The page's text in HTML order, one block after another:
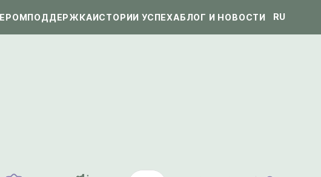
ПОДДЕРЖКАИСТОРИИ УСПЕХАБЛОГ И НОВОСТИ RU